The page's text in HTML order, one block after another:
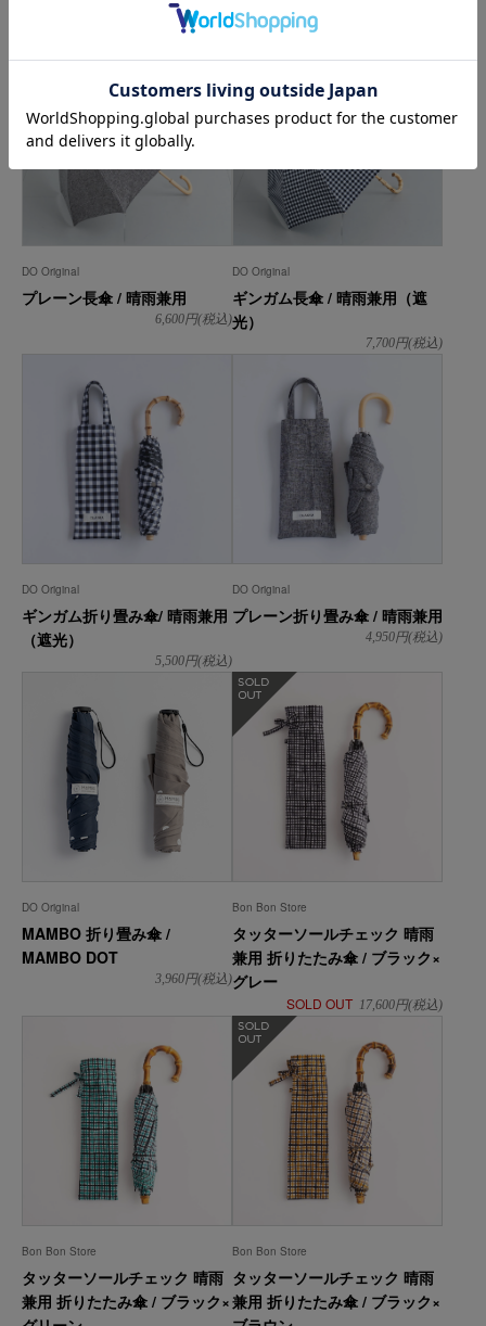
16,500円(税込)
DO Original
プレーン長傘 / 晴雨兼用
6,600円(税込)
DO Original
ギンガム長傘 / 晴雨兼用（遮
光）
7,700円(税込)
DO Original
ギンガム折り畳み傘/ 晴雨兼用
（遮光）
5,500円(税込)
DO Original
プレーン折り畳み傘 / 晴雨兼用
4,950円(税込)
DO Original
MAMBO 折り畳み傘 /
MAMBO DOT
3,960円(税込)
Bon Bon Store
タッターソールチェック 晴雨
兼用 折りたたみ傘 / ブラック×
グレー
SOLD OUT 17,600円(税込)
Bon Bon Store
タッターソールチェック 晴雨
兼用 折りたたみ傘 / ブラック×
Bon Bon Store
タッターソールチェック 晴雨
兼用 折りたたみ傘 / ブラック×